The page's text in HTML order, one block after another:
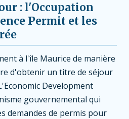
: l'Occupation
Permit et les
à l'île Maurice de manière
d'obtenir un titre de séjour
Development
gouvernemental qui
demandes de permis pour